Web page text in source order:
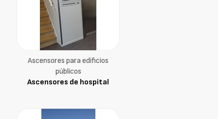
Ascensores para edificios
públicos
Ascensores de hospital